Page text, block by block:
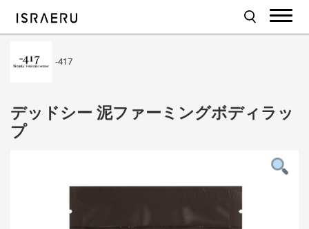
-417
デッドシー 泥ファーミングボディラッ
プ